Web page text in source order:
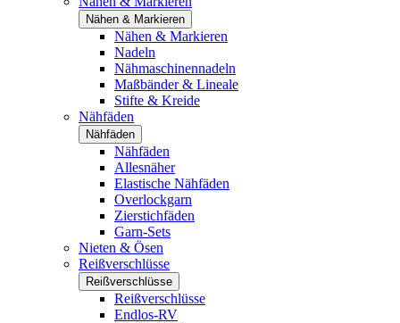
Nähen & Markieren
Nähen & Markieren
Nadeln
Nähmaschinennadeln
Maßbänder & Lineale
Stifte & Kreide
Nähfäden
Nähfäden
Nähfäden
Allesnäher
Elastische Nähfäden
Overlockgarn
Zierstichfäden
Garn-Sets
Nieten & Ösen
Reißverschlüsse
Reißverschlüsse
Reißverschlüsse
Endlos-RV